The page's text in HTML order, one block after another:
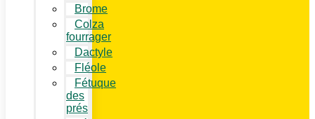
Brome
Colza
fourrager
Dactyle
Fléole
Fétuque
des
prés